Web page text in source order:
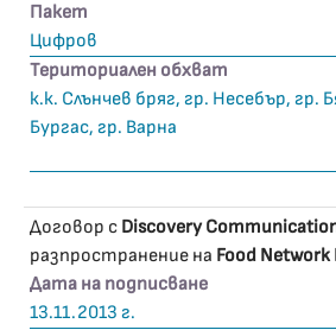
Пакет
Цифров
Териториален обхват
к.к. Слънчев бряг, гр. Несебър, гр.
Бургас, гр. Варна
Договор с Discovery
разпространение на Food Network
Дата на подписване
13.11.2013 г.